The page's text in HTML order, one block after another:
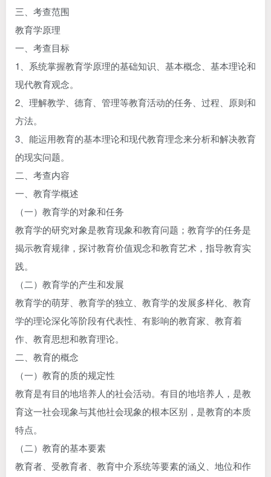
三、考查范围
教育学原理
一、考查目标
1、系统掌握教育学原理的基础知识、基本概念、基本理论和
现代教育观念。
2、理解教学、德育、管理等教育活动的任务、过程、原则和
方法。
3、能运用教育的基本理论和现代教育理念来分析和解决教育
的现实问题。
二、考查内容
一、教育学概述
（一）教育学的对象和任务
教育学的研究对象是教育现象和教育问题；教育学的任务是
揭示教育规律，探讨教育价值观念和教育艺术，指导教育实
践。
（二）教育学的产生和发展
教育学的萌芽、教育学的独立、教育学的发展多样化、教育
学的理论深化等阶段有代表性、有影响的教育家、教育着
作、教育思想和教育理论。
二、教育的概念
（一）教育的质的规定性
教育是有目的地培养人的社会活动。有目的地培养人，是教
育这一社会现象与其他社会现象的根本区别，是教育的本质
特点。
（二）教育的基本要素
教育者、受教育者、教育中介系统等要素的涵义、地位和作